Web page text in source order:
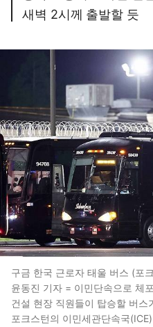
새벽 2시께 출발할 듯
구금 한국 근로자 태울 버스 (포
윤동진 기자 = 이민단속으로 체
건설 현장 직원들이 탑승할 버스
포크스턴의 이민세관단속국